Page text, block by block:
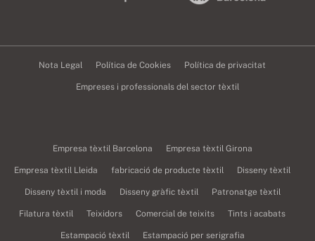
Nota Legal Política de Cookies Política de privacitat
Empreses i professionals del sector tèxtil
Empresa tèxtil Barcelona Empresa tèxtil Girona
Empresa tèxtil Lleida fabricació de producte tèxtil Disseny tèxtil
Disseny tèxtil i moda Disseny gràfic tèxtil Patronatge tèxtil
Filatura tèxtil Teixidors Comercial de teixits Tints i acabats
Estampació tèxtil Estampació per serigrafia